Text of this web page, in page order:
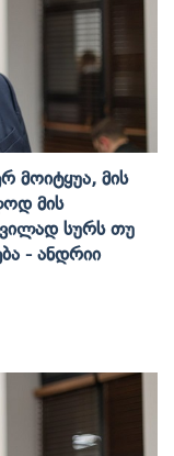
Მოიტყუა, Მის
Მის
Სურს Თუ
- Ანდრიი